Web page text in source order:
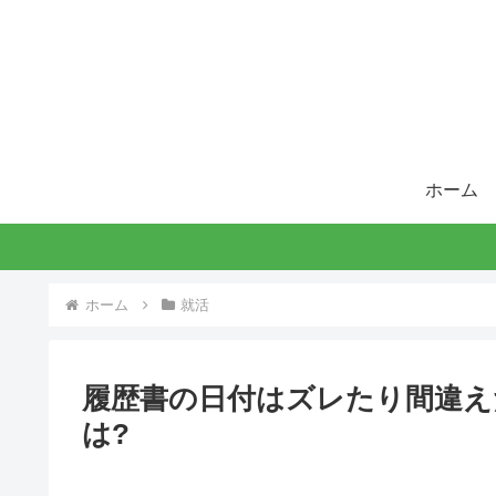
ホーム
ホーム 就活
履歴書の日付はズレたり間違
は?